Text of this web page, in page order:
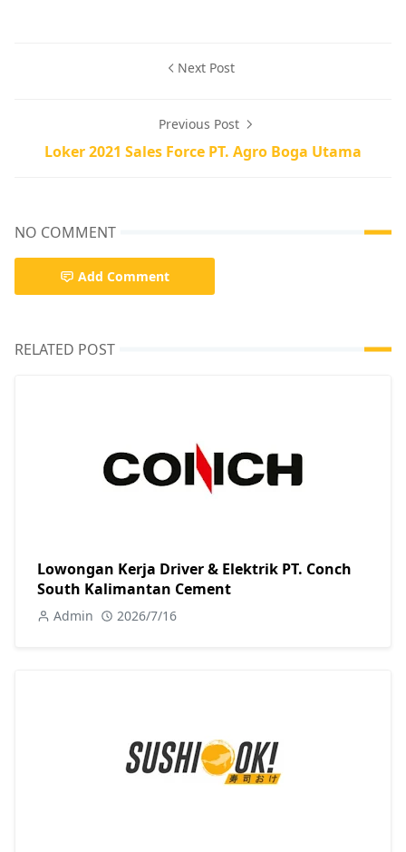
Next Post
Previous Post
Loker 2021 Sales Force PT. Agro Boga Utama
NO COMMENT
Add Comment
RELATED POST
Lowongan Kerja Driver & Elektrik PT. Conch
South Kalimantan Cement
Admin 2026/7/16